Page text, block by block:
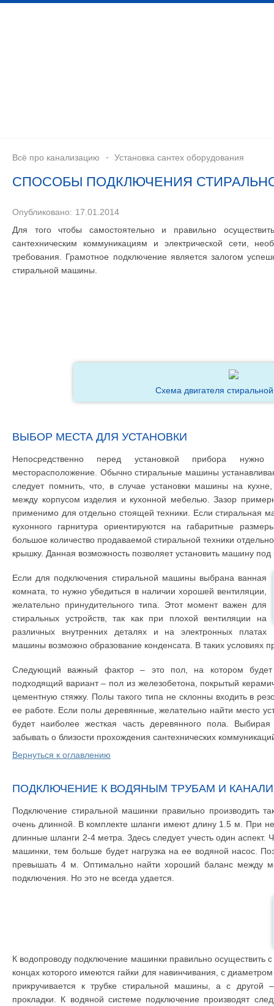
Всё про канализацию Установка сантех оборудования
СПОСОБЫ ПОДКЛЮЧЕНИЯ
Опубликовано: 17.01.2014
Для того чтобы самостоятельно и правильно
сантехническим коммуникациям и электрической сети,
требования. Грамотное подключение является залогом
стиральной машины.
Схема двигателя
ВЫБОР МЕСТА ДЛЯ УСТАНОВКИ
Непосредственно перед установкой прибора
месторасположение. Обычно стиральные машины
следует помнить, что, в случае установки машины на
между корпусом изделия и кухонной мебелью. Зазор
применимо для отдельно стоящей техники. Если стиральная
кухонного гарнитура ориентируются на габаритные
большое количество продаваемой стиральной техники
крышку. Данная возможность позволяет установить машину
Если для подключения стиральной машины выбрана ванная
комната, то нужно убедиться в наличии хорошей вентиляции,
желательно принудительного типа. Этот момент важен для
стиральных устройств, так как при плохой вентиляции на
различных внутренних деталях и на электронных платах
машины возможно образование конденсата. В таких условиях
Следующий важный фактор – это пол, на котором
подходящий вариант – пол из железобетона, покрытый
цементную стяжку. Полы такого типа не склонны входить в
ее работе. Если полы деревянные, желательно найти место
будет наиболее жесткая часть деревянного пола.
забывать о близости прохождения сантехнических
Вернуться к оглавлению
ПОДКЛЮЧЕНИЕ К ВОДЯНЫМ ТРУБАМ И
Подключение стиральной машинки правильно производить
очень длинной. В комплекте шланги имеют длину 1.5 м. При
длинные шланги 2-4 метра. Здесь следует учесть один аспект.
машинки, тем больше будет нагрузка на ее водяной насос.
превышать 4 м. Оптимально найти хороший баланс между
подключения. Но это не всегда удается.
К водопроводу подключение машинки правильно осуществить
концах которого имеются гайки для навинчивания, с
прикручивается к трубке стиральной машины, а с другой
прокладки. К водяной системе подключение производят